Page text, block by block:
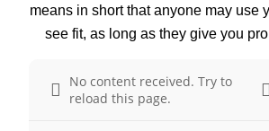
means in short that anyone may use
see fit, as long as they give you
No content received. Try to
reload this page.